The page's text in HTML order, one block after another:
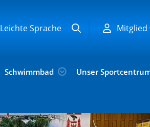
Leichte Sprache
Schwimmbad Unser